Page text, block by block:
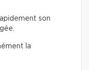
son
la